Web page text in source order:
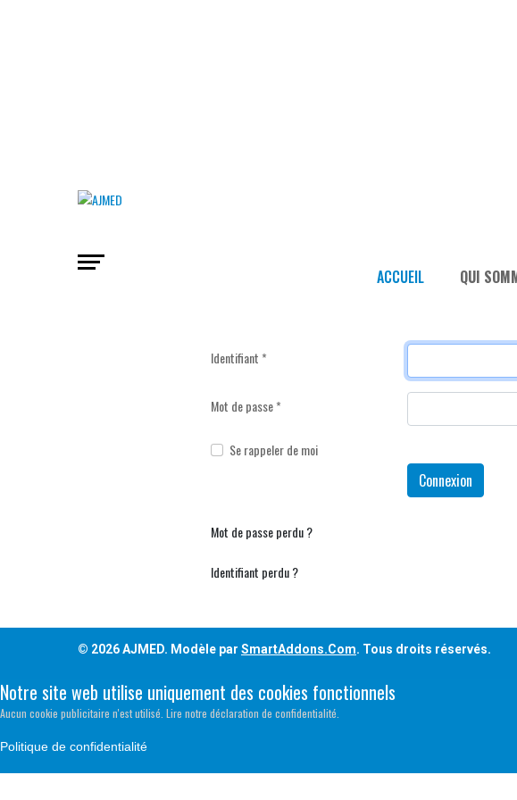
ACCUEIL QUI
Identifiant*
Mot de passe*
Se rappeler de moi
Connexion
Mot de passe perdu ?
Identifiant perdu ?
© 2026 AJMED. Modèle par SmartAddons.Com. Tous droits réservés.
Notre site web utilise uniquement des cookies fonctionnels
Aucun cookie publicitaire n'est utilisé. Lire notre déclaration de confidentialité.
Politique de confidentialité